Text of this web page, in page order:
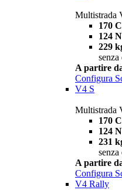
Multistrada
170
124
229
senza
A partire
Configura
V4 S
Multistrada
170
124
231
senza
A partire
Configura
V4 Rally